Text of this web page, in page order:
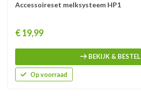
Accessoireset melksysteem HP1
Prijs
€ 19,99
BEKIJK & BESTEL
Op voorraad